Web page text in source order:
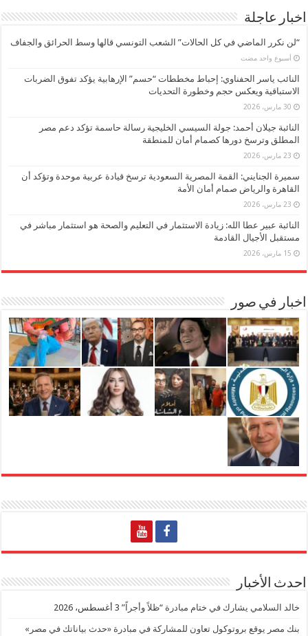
اخبار عاجلة
“لن نكرر الماضي في كل الحالات” الشعب التونسي قالها وسط الحرائق والجفاف
‏أسبوع واحد مضت
النائب ياسر الحفناوي: إحباط مخططات “حسم” الإرهابية يؤكد تفوق الضربات
الاستباقية ويعكس حجم وخطورة التحديات
30 مارس، 2026
النائبة جيلان أحمد: جولة السيسي الخليجية رسالة حاسمة تؤكد دعم مصر
المطلق وترسخ دورها كصمام أمان للمنطقة
23 مارس، 2026
سميرة الجنايني: القمة المصرية السعودية ترسخ قيادة عربية موحدة وتؤكد أن
القاهرة والرياض صمام أمان الأمة
23 مارس، 2026
النائبة عبير عطا الله: زيادة الاستثمار في التعليم والصحة هو استثمار مباشر في
مستقبل الأجيال القادمة
15 مارس، 2026
اخبار في صور
احدث الأخبار
خالد السلامي يشارك في ختام مبادرة “ظلاً وأجراً” 3 أغسطس، 2026
بنك مصر يوقع بروتوكول تعاون للمشاركة في مبادرة «حدث بياناتك في مصر»